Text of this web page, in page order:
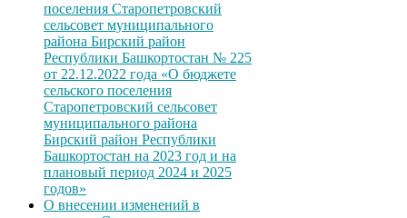
поселения Старопетровский
сельсовет муниципального
района Бирский район
Республики Башкортостан № 225
от 22.12.2022 года «О бюджете
сельского поселения
Старопетровский сельсовет
муниципального района
Бирский район Республики
Башкортостан на 2023 год и на
плановый период 2024 и 2025
годов»
О внесении изменений в